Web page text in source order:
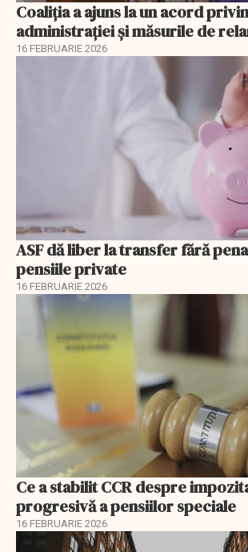
Coaliția a ajuns la un acord
administrației și măsurile de
16 FEBRUARIE 2026
ASF dă liber la transfer fără
pensiile private
16 FEBRUARIE 2026
Ce a stabilit CCR despre
progresivă a pensiilor speciale
16 FEBRUARIE 2026